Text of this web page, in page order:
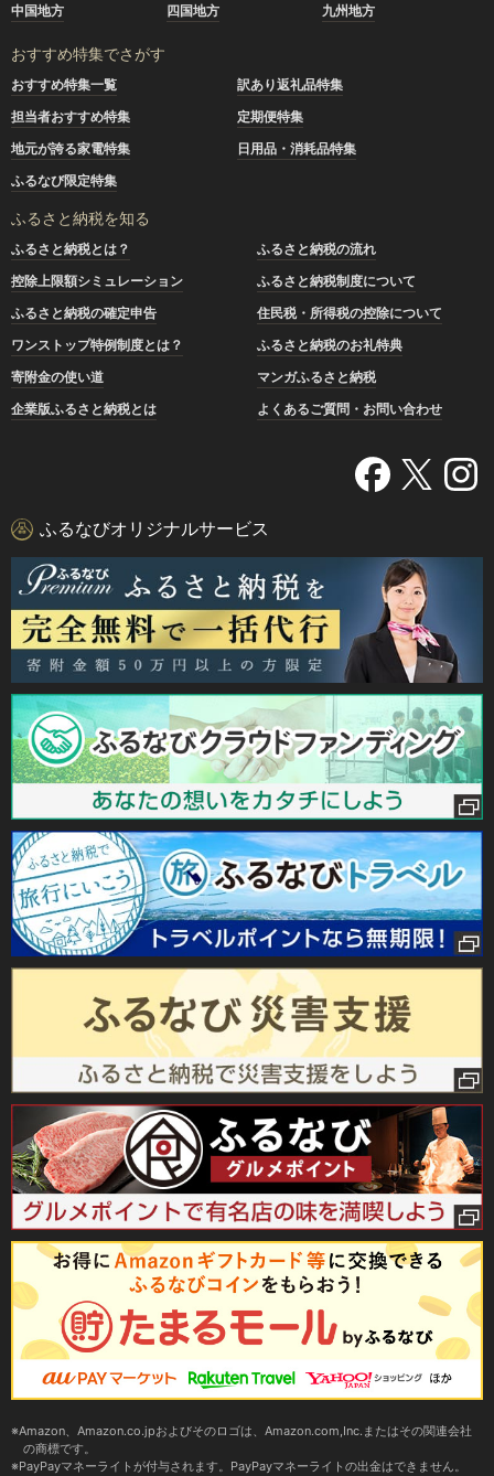
中国地方
四国地方 九州地方
おすすめ特集でさがす
おすすめ特集一覧
訳あり返礼品特集
担当者おすすめ特集
定期便特集
地元が誇る家電特集
日用品・消耗品特集
ふるなび限定特集
ふるさと納税を知る
ふるさと納税とは？
ふるさと納税の流れ
控除上限額シミュレーション
ふるさと納税制度について
ふるさと納税の確定申告
住民税・所得税の控除について
ワンストップ特例制度とは？
ふるさと納税のお礼特典
寄附金の使い道
マンガふるさと納税
企業版ふるさと納税とは
よくあるご質問・お問い合わせ
ふるなびオリジナルサービス
Amazon、Amazon.co.jpおよびそのロゴは、Amazon.com,Inc.またはその関連会社
の商標です。
PayPayマネーライトが付与されます。PayPayマネーライトの出金はできません。